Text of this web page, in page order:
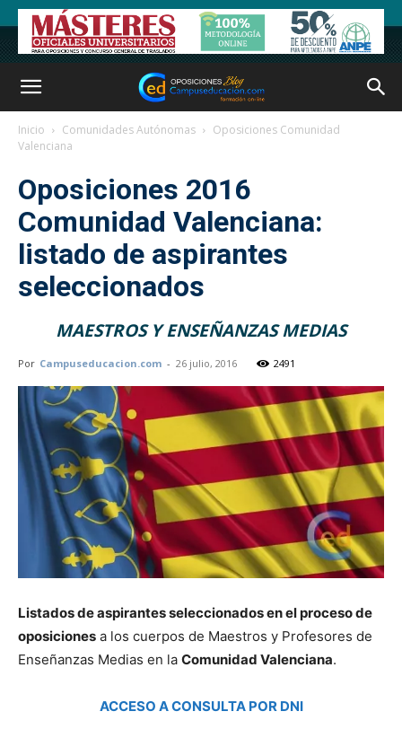
Inicio Comunidades Autónomas
Oposiciones Comunidad
Valenciana
Oposiciones 2016
Comunidad Valenciana:
listado de aspirantes
seleccionados
MAESTROS Y ENSEÑANZAS MEDIAS
Por Campuseducacion.com - 26 julio, 2016 2491
Listados de aspirantes seleccionados en el proceso de
oposiciones a los cuerpos de Maestros y Profesores de
Enseñanzas Medias en la Comunidad Valenciana.
ACCESO A CONSULTA POR DNI